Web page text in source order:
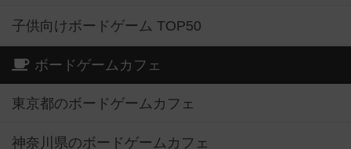
子供向けボードゲーム TOP50
ボードゲームカフェ
東京都のボードゲームカフェ
神奈川県のボードゲームカフェ